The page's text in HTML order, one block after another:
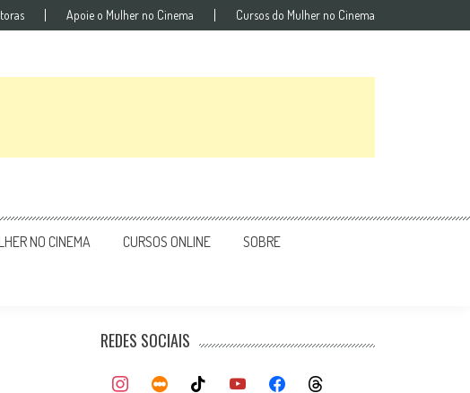
Apoie o Mulher no Cinema Cursos do Mulher no Cinema
NO CINEMA CURSOS ONLINE SOBRE
REDES SOCIAIS